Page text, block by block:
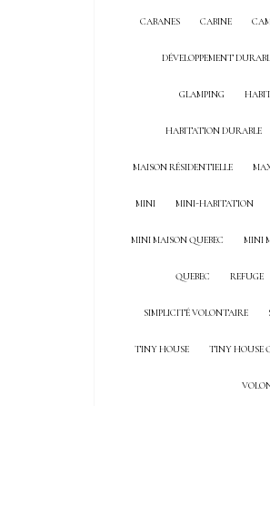
CABANES CABINE
DÉVELOPPEMENT
GLAMPING
HABITATION DURABLE
MAISON RÉSIDENTIELLE
MINI MINI-HABITATION
MINI MAISON QUEBEC MINI
QUEBEC REFUGE
SIMPLICITÉ VOLONTAIRE
TINY HOUSE TINY HOUSE